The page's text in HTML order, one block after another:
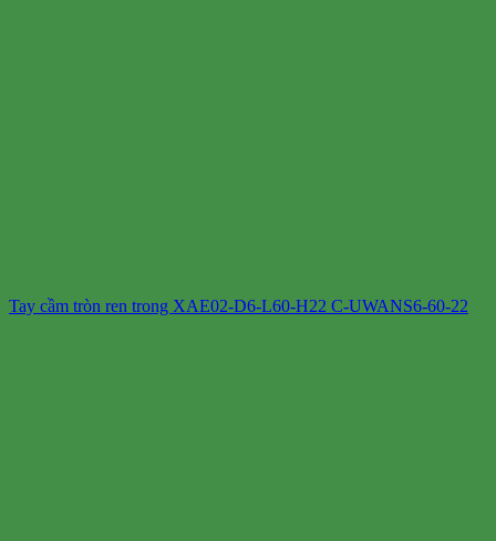
Tay cầm tròn ren trong XAE02-D6-L60-H22 C-UWANS6-60-22